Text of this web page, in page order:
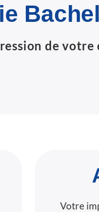
de
Votre